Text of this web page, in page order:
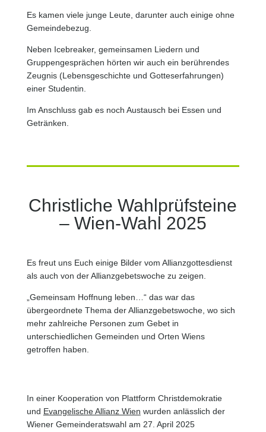
Es kamen viele junge Leute, darunter auch einige ohne
Gemeindebezug.
Neben Icebreaker, gemeinsamen Liedern und
Gruppengesprächen hörten wir auch ein berührendes
Zeugnis (Lebensgeschichte und Gotteserfahrungen)
einer Studentin.
Im Anschluss gab es noch Austausch bei Essen und
Getränken.
Christliche Wahlprüfsteine
– Wien-Wahl 2025
Es freut uns Euch einige Bilder vom Allianzgottesdienst
als auch von der Allianzgebetswoche zu zeigen.
„Gemeinsam Hoffnung leben…“ das war das
übergeordnete Thema der Allianzgebetswoche, wo sich
mehr zahlreiche Personen zum Gebet in
unterschiedlichen Gemeinden und Orten Wiens
getroffen haben.
In einer Kooperation von Plattform Christdemokratie
und Evangelische Allianz Wien wurden anlässlich der
Wiener Gemeinderatswahl am 27. April 2025